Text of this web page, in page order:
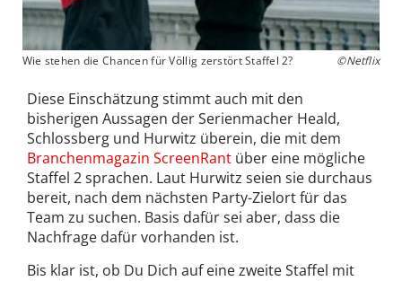
Wie stehen die Chancen für Völlig zerstört Staffel 2? ©Netflix
Diese Einschätzung stimmt auch mit den
bisherigen Aussagen der Serienmacher Heald,
Schlossberg und Hurwitz überein, die mit dem
Branchenmagazin ScreenRant über eine mögliche
Staffel 2 sprachen. Laut Hurwitz seien sie durchaus
bereit, nach dem nächsten Party-Zielort für das
Team zu suchen. Basis dafür sei aber, dass die
Nachfrage dafür vorhanden ist.
Bis klar ist, ob Du Dich auf eine zweite Staffel mit